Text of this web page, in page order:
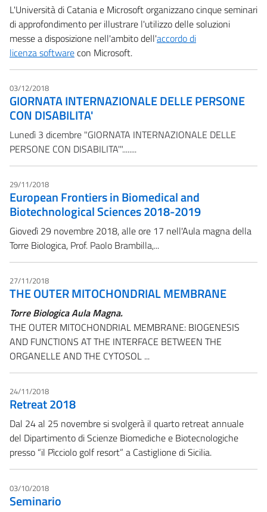
L'Università di Catania e Microsoft organizzano cinque seminari
di approfondimento per illustrare l'utilizzo delle soluzioni
messe a disposizione nell'ambito dell'accordo di
licenza softwarecon Microsoft.
03/12/2018
GIORNATA INTERNAZIONALE DELLE PERSONE
CON DISABILITA'
Lunedì 3 dicembre "GIORNATA INTERNAZIONALE DELLE
PERSONE CON DISABILITA'"........
29/11/2018
European Frontiers in Biomedical and
Biotechnological Sciences 2018-2019
Giovedì 29 novembre 2018, alle ore 17 nell'Aula magna della
Torre Biologica, Prof. Paolo Brambilla,...
27/11/2018
THE OUTER MITOCHONDRIAL MEMBRANE
Torre Biologica Aula Magna.
THE OUTER MITOCHONDRIAL MEMBRANE: BIOGENESIS
AND FUNCTIONS AT THE INTERFACE BETWEEN THE
ORGANELLE AND THE CYTOSOL ...
24/11/2018
Retreat 2018
Dal 24 al 25 novembre si svolgerà il quarto retreat annuale
del Dipartimento di Scienze Biomediche e Biotecnologiche
presso “il Pìcciolo golf resort” a Castiglione di Sicilia.
03/10/2018
Seminario